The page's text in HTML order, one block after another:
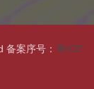
备案序号： 粤ICP